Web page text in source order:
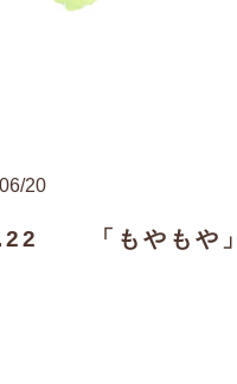
20
「もやもや」